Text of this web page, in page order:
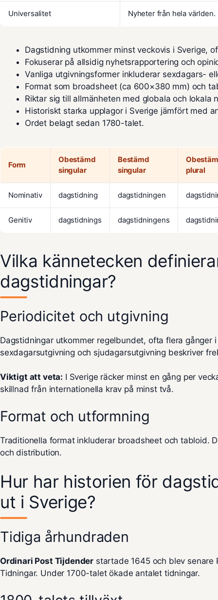
Universalitet Nyheter från hela världen.
Dagstidning utkommer minst veckovis i Sverige,
Fokuserar på allsidig nyhetsrapportering och
Vanliga utgivningsformer inkluderar sexdagars-
Format som broadsheet(ca 600×380 mm) och
Riktar sig till allmänheten med globala och lokala
Historiskt starka upplagor i Sverige jämfört med
Ordet belagt sedan 1780-talet.
Form
Obestämd
singular
Bestämd
singular
plural
Nominativ dagstidning dagstidningen
Genitiv dagstidnings dagstidningens
Vilka kännetecken
dagstidningar?
Periodicitet och utgivning
Dagstidningar utkommer regelbundet, ofta flera gånger
sexdagarsutgivning och sjudagarsutgivning beskriver
Viktigt att veta: I Sverige räcker minst en gång per
skillnad från internationella krav på minst två.
Format och utformning
Traditionella format inkluderar broadsheet och tabloid.
och distribution.
Hur har historien för
ut i Sverige?
Tidiga århundraden
Ordinari Post Tijdender startade 1645 och blev senare
Tidningar. Under 1700-talet ökade antalet tidningar.